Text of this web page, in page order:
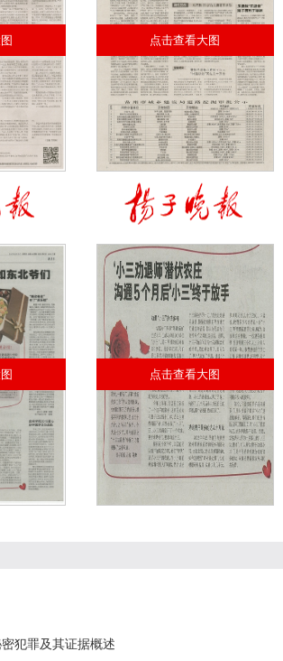
点击查看大图
点击查看大图
犯罪及其证据概述